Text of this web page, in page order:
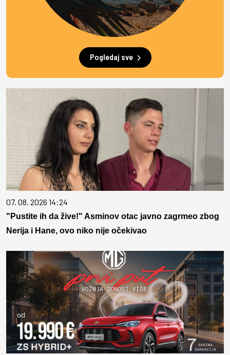
Pogledaj sve
07. 08. 2026 14:24
"Pustite ih da žive!" Asminov otac javno zagrmeo zbog
Nerija i Hane, ovo niko nije očekivao